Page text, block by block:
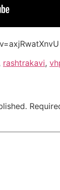
rashtrakavi,